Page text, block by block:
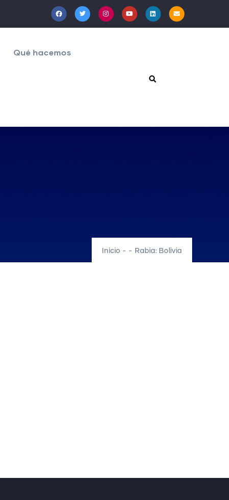
Qué hacemos
Inicio - - Rabia: Bolivia